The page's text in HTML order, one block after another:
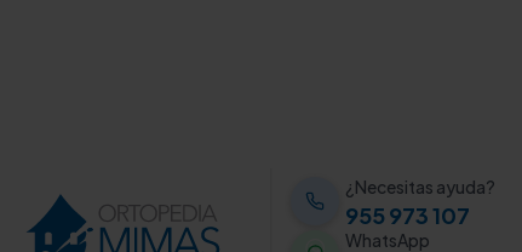
¿Necesitas ayuda?
955 973 107
WhatsApp